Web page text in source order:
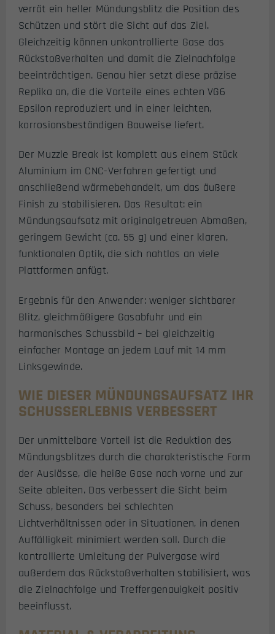
verrät ein heller Mündungsblitz die Position des
Schützen und stört die Sicht auf das Ziel.
Gleichzeitig können unkontrollierte Gase das
Rückstoßverhalten und damit die Zielnachfolge
beeinträchtigen. Genau hier setzt diese präzise
Replika an, die die Vorteile eines echten VG6
Epsilon reproduziert und in einer leichten,
korrosionsbeständigen Bauweise liefert.
Der Muzzle Break ist komplett aus einem Stück
Aluminium im CNC-Verfahren gefertigt und
anschließend wärmebehandelt, um das äußere
Finish zu stabilisieren. Das Resultat: ein
Mündungsaufsatz mit originalgetreuen Abmaßen,
geringem Gewicht (ca. 55 g) und einer klaren,
funktionalen Optik, die sich nahtlos an viele
Plattformen anfügt.
Ergebnis für den Anwender: weniger sichtbarer
Blitz, gleichmäßigere Gasabfuhr und ein
harmonisches Schussbild – bei gleichzeitig
einfacher Montage an jedem Lauf mit 14 mm
Linksgewinde.
WIE DIESER MÜNDUNGSAUFSATZ IHR
SCHUSSERLEBNIS VERBESSERT
Der unmittelbare Vorteil ist die Reduktion des
Mündungsblitzes durch die charakteristische Form
der Auslässe, die heiße Gase nach vorne und zur
Seite ableiten. Das verbessert die Sicht beim
Schuss, besonders bei schlechten
Lichtverhältnissen oder in Situationen, in denen
Auffälligkeit minimiert werden soll. Durch die
kontrollierte Umleitung der Pulvergase wird
außerdem das Rückstoßverhalten stabilisiert, was
die Zielnachfolge und Treffergenauigkeit positiv
beeinflusst.